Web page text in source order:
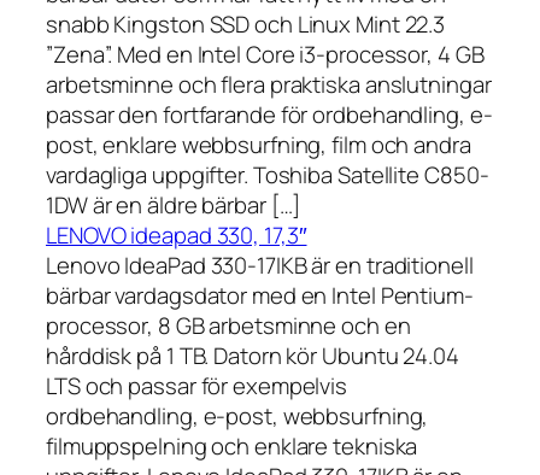
snabb Kingston SSD och Linux Mint 22.3
”Zena”. Med en Intel Core i3-processor, 4 GB
arbetsminne och flera praktiska anslutningar
passar den fortfarande för ordbehandling, e-
post, enklare webbsurfning, film och andra
vardagliga uppgifter. Toshiba Satellite C850-
1DW är en äldre bärbar […]
LENOVO ideapad 330, 17,3″
Lenovo IdeaPad 330-17IKB är en traditionell
bärbar vardagsdator med en Intel Pentium-
processor, 8 GB arbetsminne och en
hårddisk på 1 TB. Datorn kör Ubuntu 24.04
LTS och passar för exempelvis
ordbehandling, e-post, webbsurfning,
filmuppspelning och enklare tekniska